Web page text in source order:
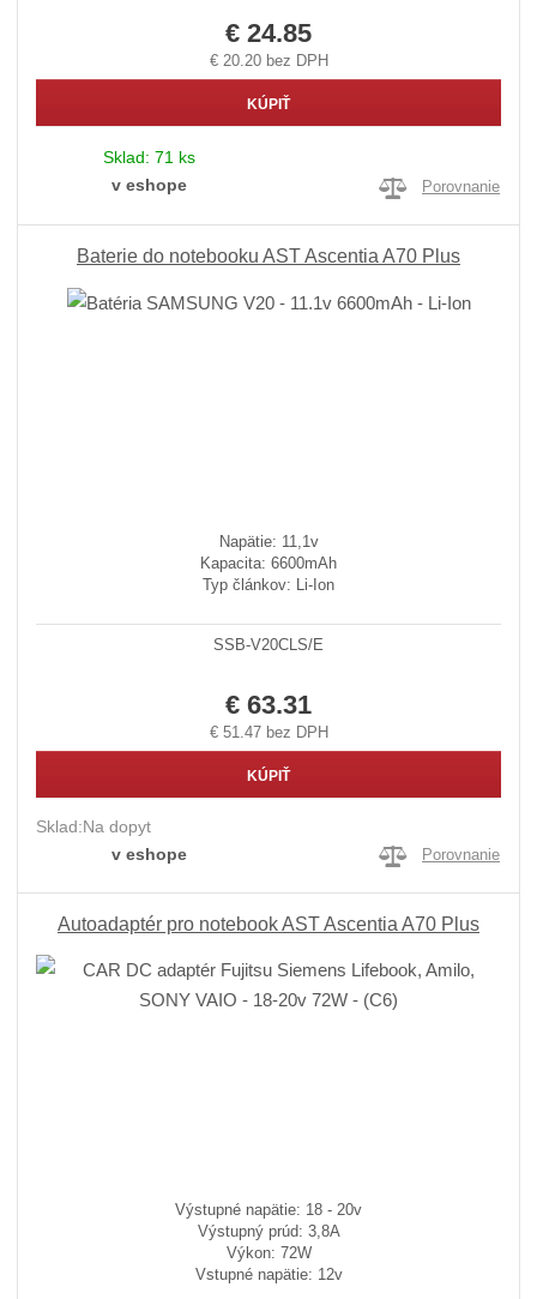
€ 24.85
€ 20.20 bez DPH
KÚPIŤ
Sklad: 71 ks
v eshope
Porovnanie
Baterie do notebooku AST Ascentia A70 Plus
Napätie: 11,1v
Kapacita: 6600mAh
Typ článkov: Li-Ion
SSB-V20CLS/E
€ 63.31
€ 51.47 bez DPH
KÚPIŤ
Sklad:Na dopyt
v eshope
Porovnanie
Autoadaptér pro notebook AST Ascentia A70 Plus
Výstupné napätie: 18 - 20v
Výstupný prúd: 3,8A
Výkon: 72W
Vstupné napätie: 12v